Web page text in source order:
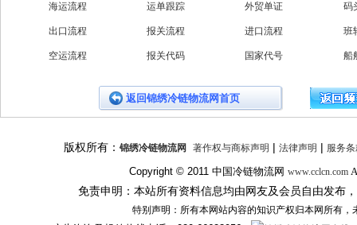
海运流程 运单跟踪 外贸单证 码
出口流程 报关流程 进口流程 班
空运流程 报关代码 国家代号 船
返回锦绣冷链物流网首页
版权所有： 锦绣冷链物流网 著作权与商标声明 | 法律声明 | 服务条
Copyright © 2011 中国冷链物流网 www.cclcn.com
免责申明：本站所有资料信息均由网友及会员自由发布
特别声明：所有本网站内容的知识产权归本网所有